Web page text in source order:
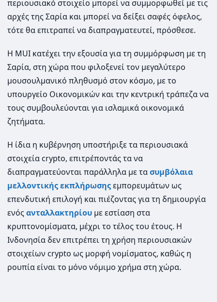
περιουσιακό στοιχείο μπορεί να συμμορφωθεί με τις
αρχές της Σαρία και μπορεί να δείξει σαφές όφελος,
τότε θα επιτραπεί να διαπραγματευτεί, πρόσθεσε.
Η MUI κατέχει την εξουσία για τη συμμόρφωση με τη
Σαρία, στη χώρα που φιλοξενεί τον μεγαλύτερο
μουσουλμανικό πληθυσμό στον κόσμο, με το
υπουργείο Οικονομικών και την κεντρική τράπεζα να
τους συμβουλεύονται για ισλαμικά οικονομικά
ζητήματα.
Η ίδια η κυβέρνηση υποστήριξε τα περιουσιακά
στοιχεία crypto, επιτρέποντάς τα να
διαπραγματεύονται παράλληλα με τασυμβόλαια
μελλοντικής εκπλήρωσηςεμπορευμάτων ως
επενδυτική επιλογή και πιέζοντας για τη δημιουργία
ενόςανταλλακτηρίου με εστίαση στα
κρυπτονομίσματα, μέχρι το τέλος του έτους. Η
Ινδονησία δεν επιτρέπει τη χρήση περιουσιακών
στοιχείων crypto ως μορφή νομίσματος, καθώς η
ρουπία είναι το μόνο νόμιμο χρήμα στη χώρα.